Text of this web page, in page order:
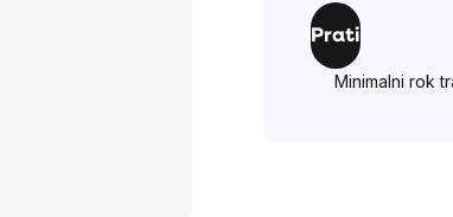
Prati
Minimalni rok